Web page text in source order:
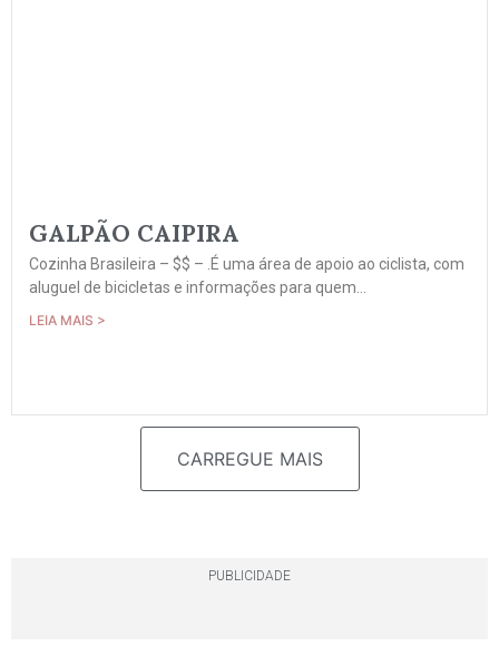
GALPÃO CAIPIRA
Cozinha Brasileira – $$ – .É uma área de apoio ao ciclista, com
aluguel de bicicletas e informações para quem...
LEIA MAIS >
CARREGUE MAIS
PUBLICIDADE